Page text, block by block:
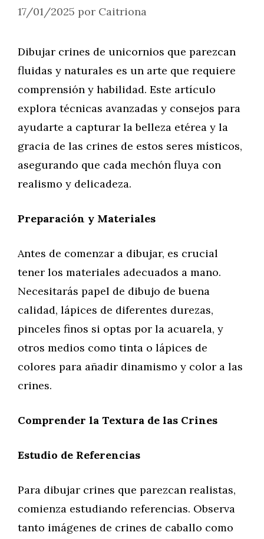
17/01/2025 por Caitriona
Dibujar crines de unicornios que parezcan
fluidas y naturales es un arte que requiere
comprensión y habilidad. Este artículo
explora técnicas avanzadas y consejos para
ayudarte a capturar la belleza etérea y la
gracia de las crines de estos seres místicos,
asegurando que cada mechón fluya con
realismo y delicadeza.
Preparación y Materiales
Antes de comenzar a dibujar, es crucial
tener los materiales adecuados a mano.
Necesitarás papel de dibujo de buena
calidad, lápices de diferentes durezas,
pinceles finos si optas por la acuarela, y
otros medios como tinta o lápices de
colores para añadir dinamismo y color a las
crines.
Comprender la Textura de las Crines
Estudio de Referencias
Para dibujar crines que parezcan realistas,
comienza estudiando referencias. Observa
tanto imágenes de crines de caballo como